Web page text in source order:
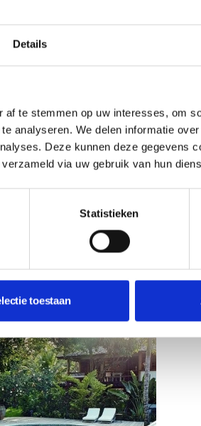
Details
te stemmen op uw interesses, om
analyseren. We delen informatie
Deze kunnen deze gegevens
via uw gebruik van hun
Statistieken
toestaan